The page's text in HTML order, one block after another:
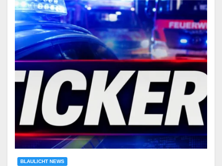
BLAULICHT NEWS